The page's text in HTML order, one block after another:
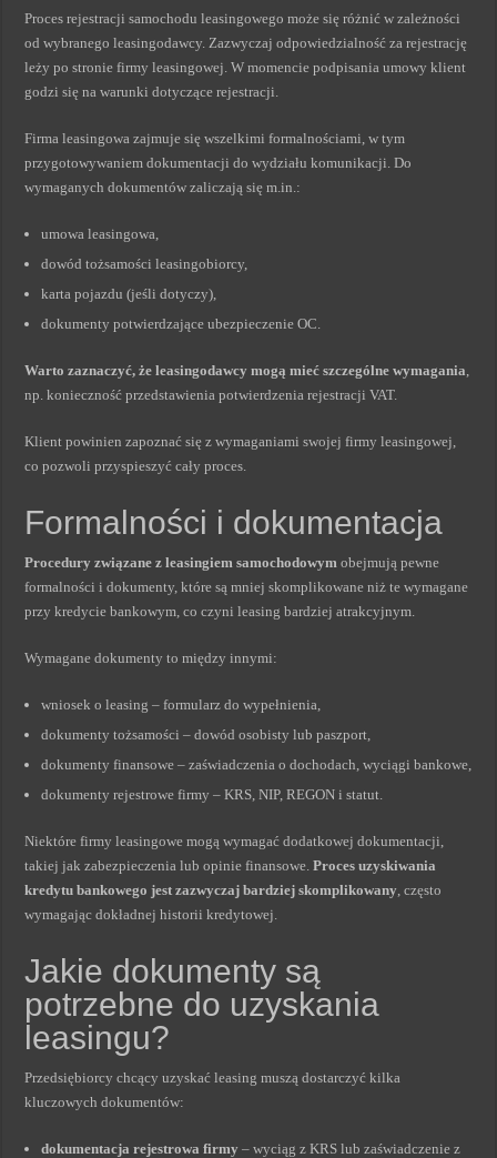
Proces rejestracji samochodu leasingowego może się różnić w zależności
od wybranego leasingodawcy. Zazwyczaj odpowiedzialność za rejestrację
leży po stronie firmy leasingowej. W momencie podpisania umowy klient
godzi się na warunki dotyczące rejestracji.
Firma leasingowa zajmuje się wszelkimi formalnościami, w tym
przygotowywaniem dokumentacji do wydziału komunikacji. Do
wymaganych dokumentów zaliczają się m.in.:
umowa leasingowa,
dowód tożsamości leasingobiorcy,
karta pojazdu (jeśli dotyczy),
dokumenty potwierdzające ubezpieczenie OC.
Warto zaznaczyć, że leasingodawcy mogą mieć szczególne wymagania,
np. konieczność przedstawienia potwierdzenia rejestracji VAT.
Klient powinien zapoznać się z wymaganiami swojej firmy leasingowej,
co pozwoli przyspieszyć cały proces.
Formalności i dokumentacja
Procedury związane z leasingiem samochodowym obejmują pewne
formalności i dokumenty, które są mniej skomplikowane niż te wymagane
przy kredycie bankowym, co czyni leasing bardziej atrakcyjnym.
Wymagane dokumenty to między innymi:
wniosek o leasing – formularz do wypełnienia,
dokumenty tożsamości – dowód osobisty lub paszport,
dokumenty finansowe – zaświadczenia o dochodach, wyciągi bankowe,
dokumenty rejestrowe firmy – KRS, NIP, REGON i statut.
Niektóre firmy leasingowe mogą wymagać dodatkowej dokumentacji,
takiej jak zabezpieczenia lub opinie finansowe.Proces uzyskiwania
kredytu bankowego jest zazwyczaj bardziej skomplikowany, często
wymagając dokładnej historii kredytowej.
Jakie dokumenty są
potrzebne do uzyskania
leasingu?
Przedsiębiorcy chcący uzyskać leasing muszą dostarczyć kilka
kluczowych dokumentów:
dokumentacja rejestrowa firmy – wyciąg z KRS lub zaświadczenie z